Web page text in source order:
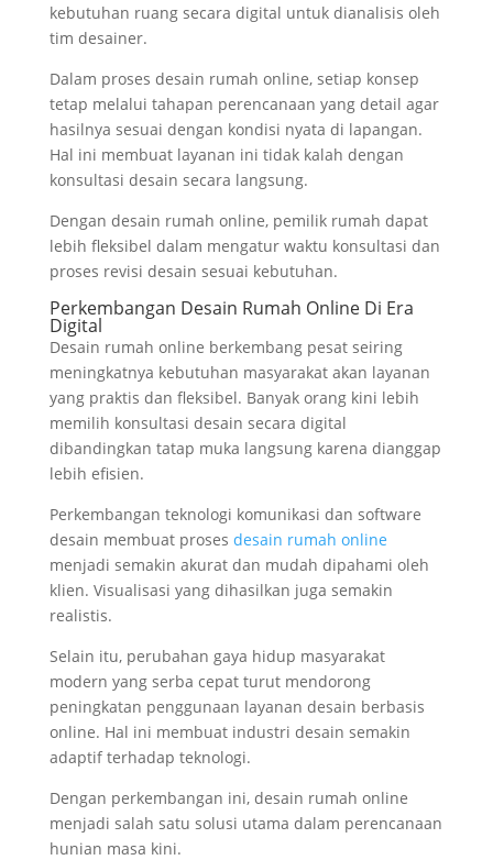
kebutuhan ruang secara digital untuk dianalisis oleh
tim desainer.
Dalam proses desain rumah online, setiap konsep
tetap melalui tahapan perencanaan yang detail agar
hasilnya sesuai dengan kondisi nyata di lapangan.
Hal ini membuat layanan ini tidak kalah dengan
konsultasi desain secara langsung.
Dengan desain rumah online, pemilik rumah dapat
lebih fleksibel dalam mengatur waktu konsultasi dan
proses revisi desain sesuai kebutuhan.
Perkembangan Desain Rumah Online Di Era
Digital
Desain rumah online berkembang pesat seiring
meningkatnya kebutuhan masyarakat akan layanan
yang praktis dan fleksibel. Banyak orang kini lebih
memilih konsultasi desain secara digital
dibandingkan tatap muka langsung karena dianggap
lebih efisien.
Perkembangan teknologi komunikasi dan software
desain membuat proses desain rumah online
menjadi semakin akurat dan mudah dipahami oleh
klien. Visualisasi yang dihasilkan juga semakin
realistis.
Selain itu, perubahan gaya hidup masyarakat
modern yang serba cepat turut mendorong
peningkatan penggunaan layanan desain berbasis
online. Hal ini membuat industri desain semakin
adaptif terhadap teknologi.
Dengan perkembangan ini, desain rumah online
menjadi salah satu solusi utama dalam perencanaan
hunian masa kini.